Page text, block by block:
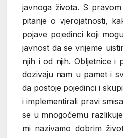
javnoga života. S
pitanje o vjerojatnosti,
pojave pojedinci koji
javnost da se vrijeme
njih i od njih. Obljetnice i
dozivaju nam u pamet i
da postoje pojedinci i
i implementirali pravi
se u mnogočemu
mi nazivamo dobrim